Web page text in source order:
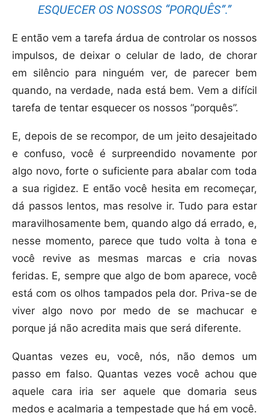
ESQUECER OS NOSSOS “PORQUÊS”.”
E então vem a tarefa árdua de controlar os nossos
impulsos, de deixar o celular de lado, de chorar
em silêncio para ninguém ver, de parecer bem
quando, na verdade, nada está bem. Vem a difícil
tarefa de tentar esquecer os nossos “porquês”.
E, depois de se recompor, de um jeito desajeitado
e confuso, você é surpreendido novamente por
algo novo, forte o suficiente para abalar com toda
a sua rigidez. E então você hesita em recomeçar,
dá passos lentos, mas resolve ir. Tudo para estar
maravilhosamente bem, quando algo dá errado, e,
nesse momento, parece que tudo volta à tona e
você revive as mesmas marcas e cria novas
feridas. E, sempre que algo de bom aparece, você
está com os olhos tampados pela dor. Priva-se de
viver algo novo por medo de se machucar e
porque já não acredita mais que será diferente.
Quantas vezes eu, você, nós, não demos um
passo em falso. Quantas vezes você achou que
aquele cara iria ser aquele que domaria seus
medos e acalmaria a tempestade que há em você.